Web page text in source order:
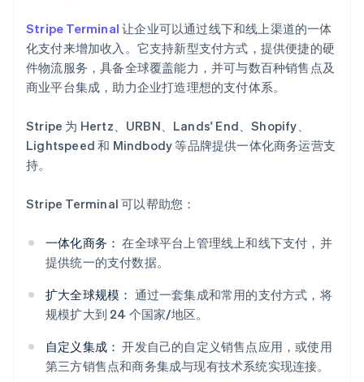
Stripe Terminal 让企业可以通过线下和线上渠道的一体
化支付来增加收入。它支持新型支付方式，提供便捷的硬
件物流服务，具备全球覆盖能力，并可与数百种销售点及
商业平台集成，助力企业打造理想的支付体系。
Stripe 为 Hertz、URBN、Lands' End、Shopify、
Lightspeed 和 Mindbody 等品牌提供一体化商务运营支
持。
Stripe Terminal 可以帮助您：
一体化商务： 在全球平台上管理线上和线下支付，并
提供统一的支付数据。
扩大全球规模： 通过一套集成和常用的支付方式，将
规模扩大到 24 个国家/地区。
自定义集成： 开发自己的自定义销售点应用，或使用
第三方销售点和商务集成与现有技术系统实现连接。
阿联酋
English
English
爱沙尼亚
English